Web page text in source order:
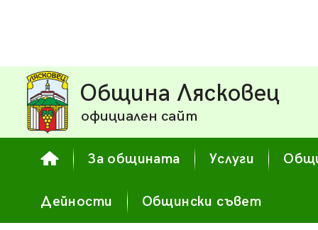
Община Лясковец
официален сайт
За общината Услуги
Дейности Общински съвет